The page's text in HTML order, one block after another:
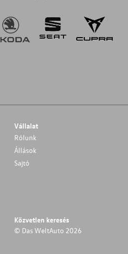
Vállalat
Rólunk
Állások
Sajtó
Közvetlen keresés
© Das WeltAuto 2026